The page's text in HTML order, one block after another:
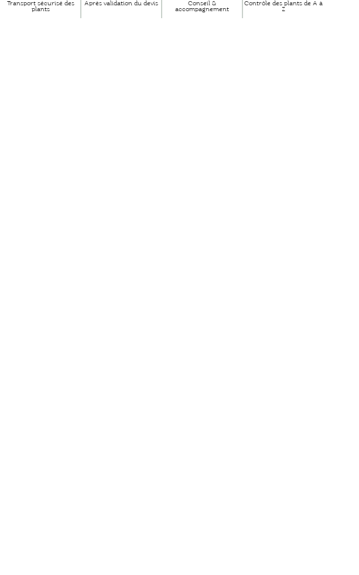
Transport sécurisé des
plants
Après validation du devis
Conseil &
accompagnement
Contrôle des plants de A à
Z